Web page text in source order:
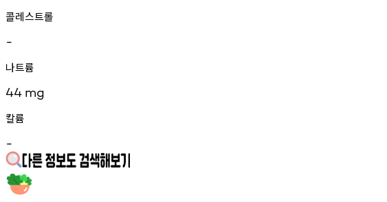
콜레스트롤
-
나트륨
44 mg
칼륨
-